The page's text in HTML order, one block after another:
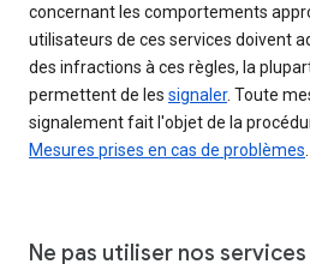
concernant les comportements
utilisateurs de ces services doivent
des infractions à ces règles, la
permettent de les signaler. Toute
signalement fait l'objet de la
Mesures prises en cas de problèmes.
Ne pas utiliser nos